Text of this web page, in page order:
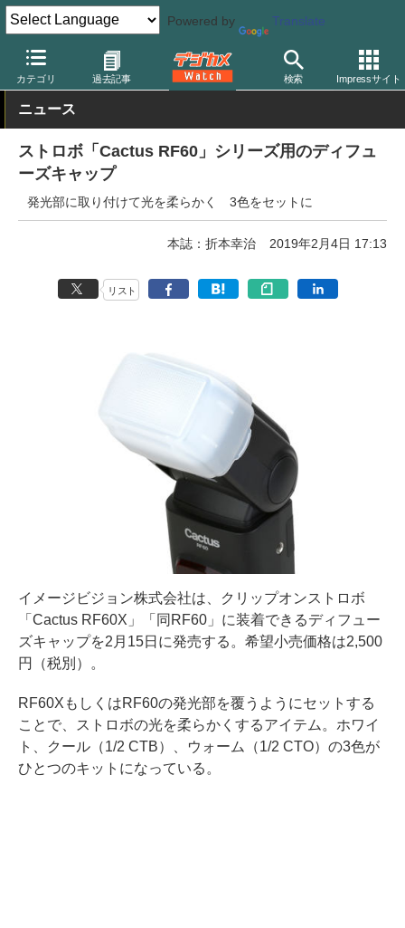
Powered by Translate
カテゴリ 過去記事 検索 Impressサイト
デジカメ Watch 撮影用品 ストロボ（フラッシュ）
ニュース
ストロボ「Cactus RF60」シリーズ用のディフュ
ーズキャップ
発光部に取り付けて光を柔らかく 3色をセットに
本誌：折本幸治 2019年2月4日 17:13
リスト
イメージビジョン株式会社は、クリップオンストロボ
「Cactus RF60X」「同RF60」に装着できるディフュー
ズキャップを2月15日に発売する。希望小売価格は2,500
円（税別）。
RF60XもしくはRF60の発光部を覆うようにセットする
ことで、ストロボの光を柔らかくするアイテム。ホワイ
ト、クール（1/2 CTB）、ウォーム（1/2 CTO）の3色が
ひとつのキットになっている。